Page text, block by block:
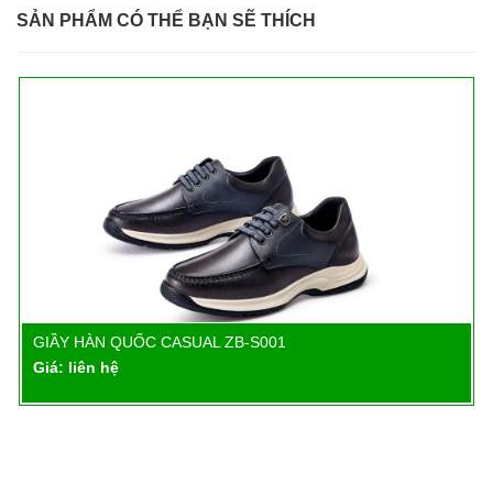
SẢN PHẨM CÓ THỂ BẠN SẼ THÍCH
Chi tiết
GIẦY HÀN QUỐC CASUAL ZB-S001
Giá: liên hệ